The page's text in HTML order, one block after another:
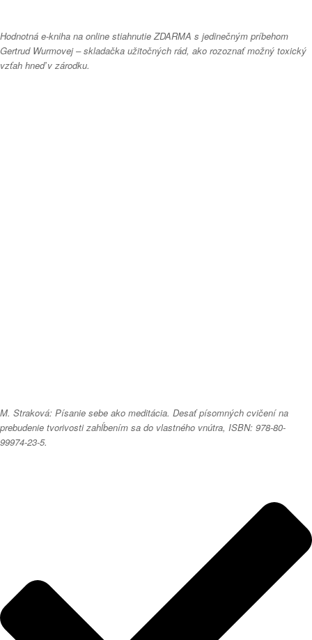
Hodnotná e-kniha na online stiahnutie ZDARMA s jedinečným príbehom
Gertrud Wurmovej – skladačka užitočných rád, ako rozoznať možný toxický
vzťah hneď v zárodku.
M. Straková: Písanie sebe ako meditácia. Desať písomných cvičení na
prebudenie tvorivosti zahĺbením sa do vlastného vnútra, ISBN: 978-80-
99974-23-5.